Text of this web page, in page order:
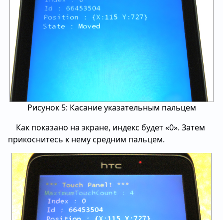
Рисунок 5: Касание указательным пальцем
Как показано на экране, индекс будет «0». Затем
прикоснитесь к нему средним пальцем.